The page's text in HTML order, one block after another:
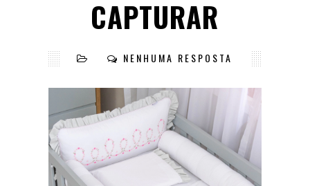
CAPTURAR
NENHUMA RESPOSTA